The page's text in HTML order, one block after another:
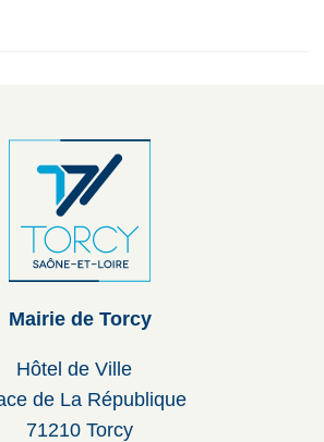
Mairie de Torcy
Hôtel de Ville
de La République
71210 Torcy